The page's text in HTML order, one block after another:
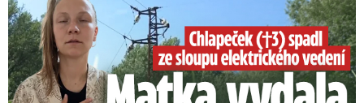
Smrtelný pád chlapce: Matka vydala vyjádření na 16 stran